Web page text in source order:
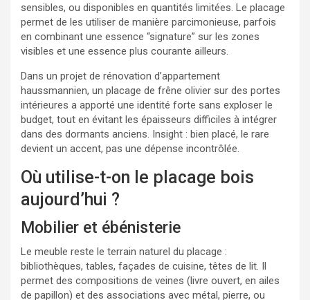
sensibles, ou disponibles en quantités limitées. Le placage
permet de les utiliser de manière parcimonieuse, parfois
en combinant une essence “signature” sur les zones
visibles et une essence plus courante ailleurs.
Dans un projet de rénovation d’appartement
haussmannien, un placage de frêne olivier sur des portes
intérieures a apporté une identité forte sans exploser le
budget, tout en évitant les épaisseurs difficiles à intégrer
dans des dormants anciens. Insight : bien placé, le rare
devient un accent, pas une dépense incontrôlée.
Où utilise-t-on le placage bois
aujourd’hui ?
Mobilier et ébénisterie
Le meuble reste le terrain naturel du placage :
bibliothèques, tables, façades de cuisine, têtes de lit. Il
permet des compositions de veines (livre ouvert, en ailes
de papillon) et des associations avec métal, pierre, ou